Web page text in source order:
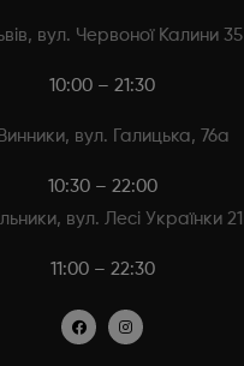
вул. Червоної Калини 35
10:00 – 21:30
вул. Галицька, 76а
10:30 – 22:00
вул. Лесі Українки 21
11:00 – 22:30